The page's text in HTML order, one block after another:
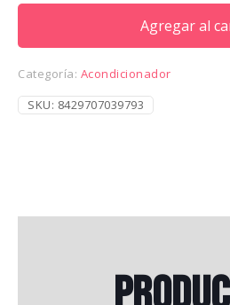
cantidad
Agregar al
Categoría: Acondicionador
SKU: 8429707039793